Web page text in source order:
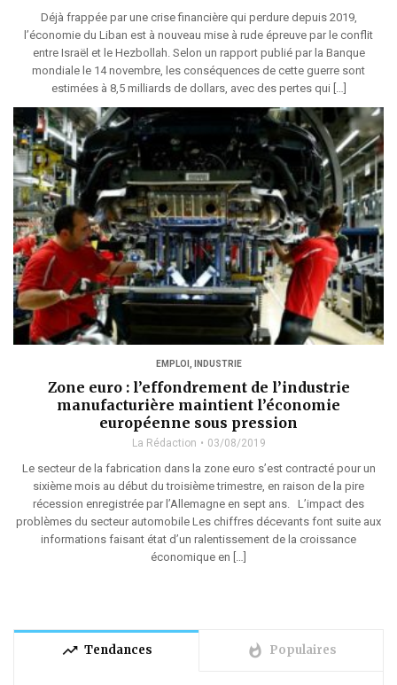
Déjà frappée par une crise financière qui perdure depuis 2019,
l’économie du Liban est à nouveau mise à rude épreuve par le conflit
entre Israël et le Hezbollah. Selon un rapport publié par la Banque
mondiale le 14 novembre, les conséquences de cette guerre sont
estimées à 8,5 milliards de dollars, avec des pertes qui […]
EMPLOI INDUSTRIE
Zone euro : l’effondrement de l’industrie
manufacturière maintient l’économie
européenne sous pression
La Rédaction 03/08/2019
Le secteur de la fabrication dans la zone euro s’est contracté pour un
sixième mois au début du troisième trimestre, en raison de la pire
récession enregistrée par l’Allemagne en sept ans. L’impact des
problèmes du secteur automobile Les chiffres décevants font suite aux
informations faisant état d’un ralentissement de la croissance
économique en […]
trending_up Tendances whatshot Populaires